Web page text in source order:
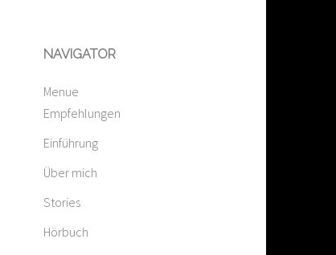
NAVIGATOR
Menue
Empfehlungen
Einführung
Über mich
Stories
Hörbuch